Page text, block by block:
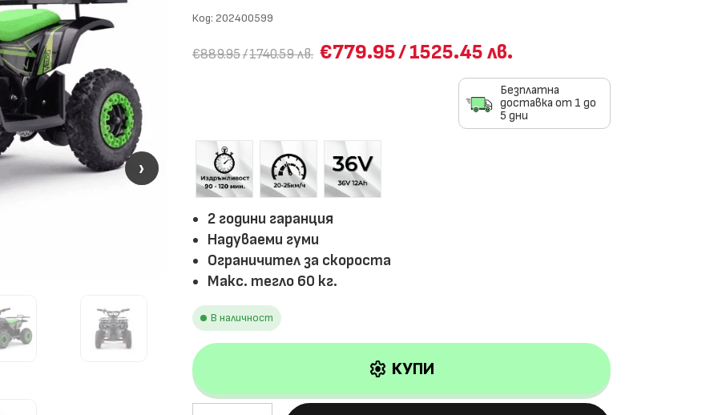
›
›
Код: 202400599
€889.95/1740.59 лв. €779.95/1525.45 лв.
Безплатна
доставка от 1 до
5 дни
2 години гаранция
Надуваеми гуми
Ограничител за скороста
Макс. тегло 60 кг.
В наличност
settings КУПИ